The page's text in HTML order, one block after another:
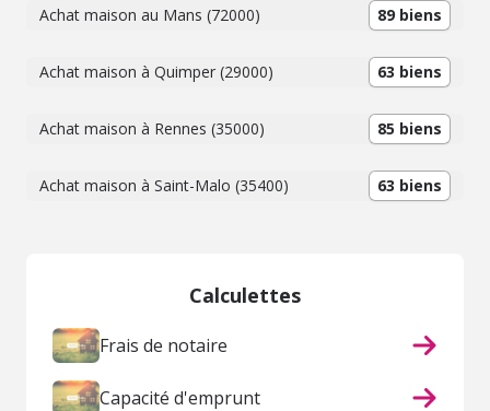
Achat maison au Mans (72000) 89 biens
Achat maison à Quimper (29000) 63 biens
Achat maison à Rennes (35000) 85 biens
Achat maison à Saint-Malo (35400) 63 biens
Calculettes
Frais de notaire
Capacité d'emprunt